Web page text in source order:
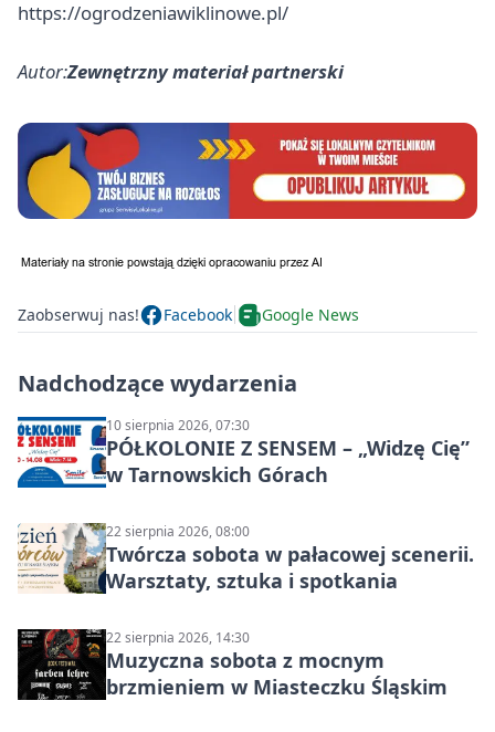
https://ogrodzeniawiklinowe.pl/
Autor:Zewnętrzny materiał partnerski
Zaobserwuj nas! Facebook Google News
Nadchodzące wydarzenia
10 sierpnia 2026, 07:30
PÓŁKOLONIE Z SENSEM – „Widzę Cię”
w Tarnowskich Górach
22 sierpnia 2026, 08:00
Twórcza sobota w pałacowej scenerii.
Warsztaty, sztuka i spotkania
22 sierpnia 2026, 14:30
Muzyczna sobota z mocnym
brzmieniem w Miasteczku Śląskim